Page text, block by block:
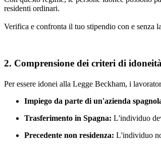
residenti ordinari.
Verifica e confronta il tuo stipendio con e senza
2. Comprensione dei criteri di idoneità
Per essere idonei alla Legge Beckham, i
Impiego da parte di un'azienda
Trasferimento in Spagna: L'individuo
Precedente non residenza: L'individuo